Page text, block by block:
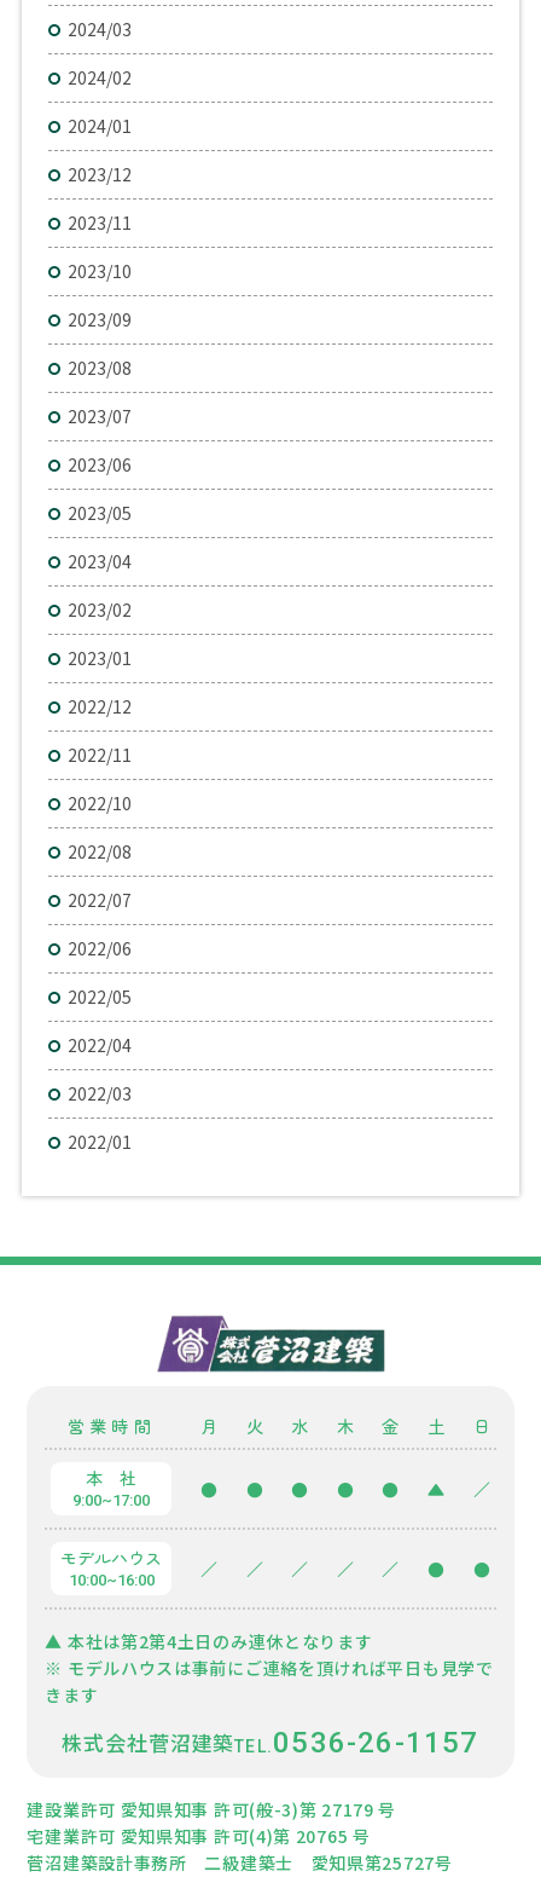
2024/03
2024/02
2024/01
2023/12
2023/11
2023/10
2023/09
2023/08
2023/07
2023/06
2023/05
2023/04
2023/02
2023/01
2022/12
2022/11
2022/10
2022/08
2022/07
2022/06
2022/05
2022/04
2022/03
2022/01
営業時間 月 火 水 木 金 土 日
本 社
9:00~17:00 ● ● ● ● ● ▲ ／
モデルハウス
10:00~16:00 ／ ／ ／ ／ ／ ● ●
▲ 本社は第2第4土日のみ連休となります
※ モデルハウスは事前にご連絡を頂ければ平日も見学で
きます
株式会社菅沼建築 0536-26-1157
建設業許可 愛知県知事 許可(般-3)第 27179 号
宅建業許可 愛知県知事 許可(4)第 20765 号
菅沼建築設計事務所 二級建築士 愛知県第25727号